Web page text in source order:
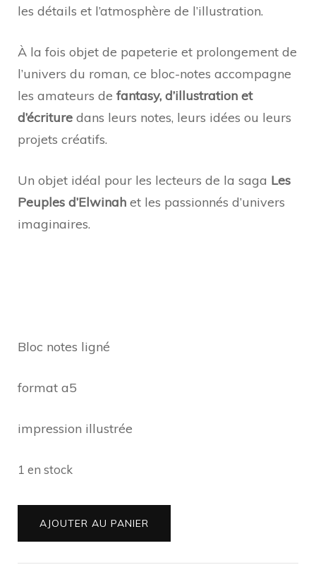
les détails et l’atmosphère de l’illustration.
À la fois objet de papeterie et prolongement de
l’univers du roman, ce bloc-notes accompagne
les amateurs de fantasy, d’illustration et
d’écriture dans leurs notes, leurs idées ou leurs
projets créatifs.
Un objet idéal pour les lecteurs de la saga Les
Peuples d’Elwinah et les passionnés d’univers
imaginaires.
Bloc notes ligné
format a5
impression illustrée
1 en stock
quantité
AJOUTER AU PANIER